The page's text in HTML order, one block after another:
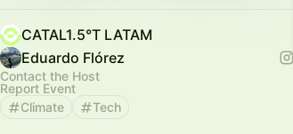
CATAL1.5°T LATAM
Eduardo Flórez
Contact the Host
Report Event
Climate
Tech